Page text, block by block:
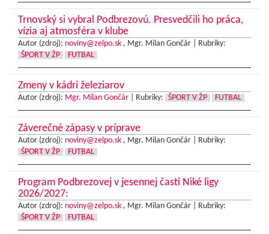
Trnovský si vybral Podbrezovú. Presvedčili ho práca,
vízia aj atmosféra v klube
Autor (zdroj): noviny@zelpo.sk , Mgr. Milan Gončár |
Rubriky:
ŠPORT V ŽP
FUTBAL
Zmeny v kádri železiarov
Autor (zdroj): Mgr. Milan Gončár Rubriky: ŠPORT V ŽP FUTBAL
Záverečné zápasy v príprave
Autor (zdroj): noviny@zelpo.sk , Mgr. Milan Gončár |
Rubriky:
ŠPORT V ŽP
FUTBAL
Program Podbrezovej v jesennej časti Niké ligy
2026/2027:
Autor (zdroj): noviny@zelpo.sk , Mgr. Milan Gončár |
Rubriky:
ŠPORT V ŽP
FUTBAL